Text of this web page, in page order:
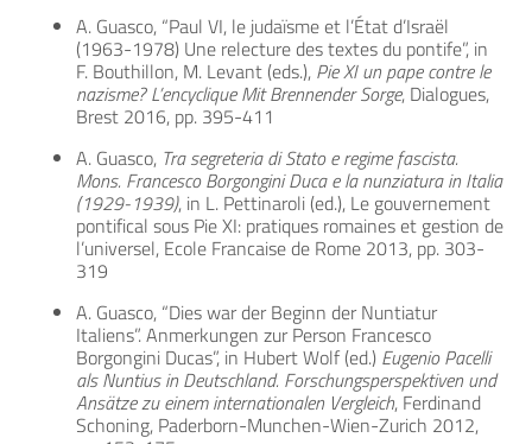
A. Guasco, “Paul VI, le judaïsme et l’État d’Israël
(1963-1978) Une relecture des textes du pontife”, in
F. Bouthillon, M. Levant (eds.), Pie XI un pape contre le
nazisme? L’encyclique Mit Brennender Sorge, Dialogues,
Brest 2016, pp. 395-411
A. Guasco, Tra segreteria di Stato e regime fascista.
Mons. Francesco Borgongini Duca e la nunziatura in Italia
(1929-1939), in L. Pettinaroli (ed.), Le gouvernement
pontifical sous Pie XI: pratiques romaines et gestion de
l’universel, Ecole Francaise de Rome 2013, pp. 303-
319
A. Guasco, “Dies war der Beginn der Nuntiatur
Italiens”. Anmerkungen zur Person Francesco
Borgongini Ducas”, in Hubert Wolf (ed.) Eugenio Pacelli
als Nuntius in Deutschland. Forschungsperspektiven und
Ansätze zu einem internationalen Vergleich, Ferdinand
Schoning, Paderborn-Munchen-Wien-Zurich 2012,